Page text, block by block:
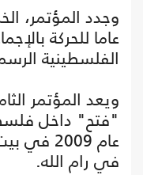
وجدد المؤتمر،
عاما للحركة
الفلسطينية
ويعد المؤتمر
"فتح" داخل
في رام الله.